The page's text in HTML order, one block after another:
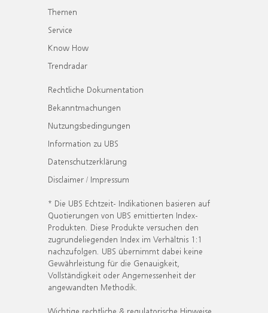
Themen
Service
Know How
Trendradar
Rechtliche Dokumentation
Bekanntmachungen
Nutzungsbedingungen
Information zu UBS
Datenschutzerklärung
Disclaimer / Impressum
* Die UBS Echtzeit- Indikationen basieren auf
Quotierungen von UBS emittierten Index-
Produkten. Diese Produkte versuchen den
zugrundeliegenden Index im Verhältnis 1:1
nachzufolgen. UBS übernimmt dabei keine
Gewährleistung für die Genauigkeit,
Vollständigkeit oder Angemessenheit der
angewandten Methodik.